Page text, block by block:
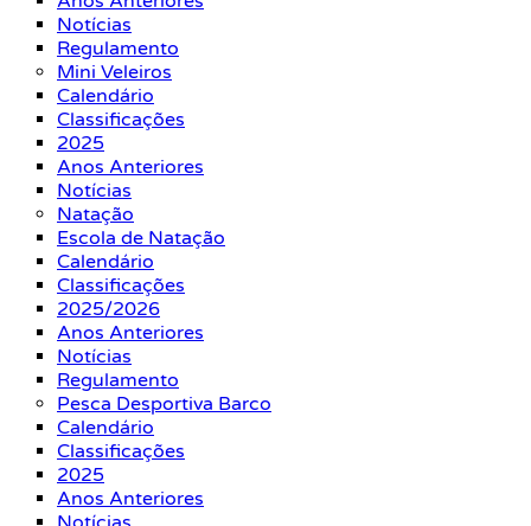
Notícias
Regulamento
Mini Veleiros
Calendário
Classificações
2025
Anos Anteriores
Notícias
Natação
Escola de Natação
Calendário
Classificações
2025/2026
Anos Anteriores
Notícias
Regulamento
Pesca Desportiva Barco
Calendário
Classificações
2025
Anos Anteriores